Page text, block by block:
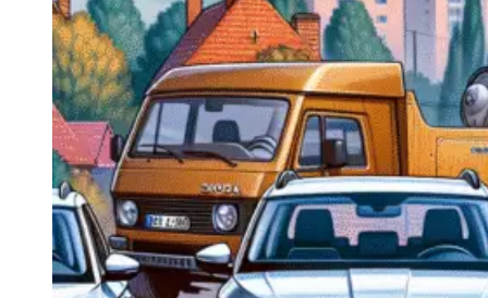
Navigație Dacia Logan 3 (2020–Prezent)
Dacia Duster
Navigatie Duster 2011
Navigatie Duster 2019
Audi
Navigatie Audi A3 8p
Navigatie Audi A4
Navigatie Audi A4 B6
Navigatie Audi A4 B7
Navigatie Audi A4 B8
Navigatie Audi A5
Navigatie Audi A6 C5
Navigatie Audi A6 C6
Navigatie Audi A6 C7
Navigatie Audi Q5